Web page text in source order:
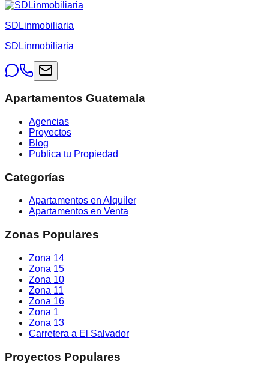
SDLinmobiliaria
SDLinmobiliaria
Apartamentos Guatemala
Agencias
Proyectos
Blog
Publica tu Propiedad
Categorías
Apartamentos en Alquiler
Apartamentos en Venta
Zonas Populares
Zona 14
Zona 15
Zona 10
Zona 11
Zona 16
Zona 1
Zona 13
Carretera a El Salvador
Proyectos Populares